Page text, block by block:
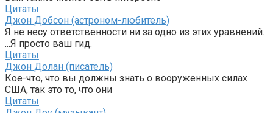
Цитаты
Джон Добсон (астроном-любитель)
Я не несу ответственности ни за одно из этих уравнений.
...Я просто ваш гид.
Цитаты
Джон Долан (писатель)
Кое-что, что вы должны знать о вооруженных силах
США, так это то, что они
Цитаты